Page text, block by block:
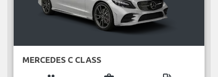
MERCEDES C CLASS